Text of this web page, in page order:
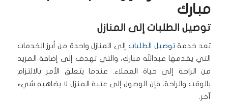
مبارك
توصيل الطلبات إلى المنازل
تعد خدمةتوصيل الطلباتإلى المنازل واحدة من أبرز الخدمات
التي يقدمها عبدالله مبارك، والتي تهدف إلى إضافة المزيد
من الراحة إلى حياة العملاء. عندما يتعلق الأمر بالالتزام
بالوقت والراحة، فإن الوصول إلى عتبة المنزل لا يضاهيه شيء
آخر.